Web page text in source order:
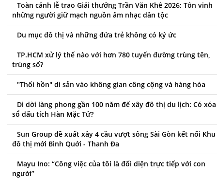
Toàn cảnh lễ trao Giải thưởng Trần Văn Khê 2026: Tôn vinh
những người giữ mạch nguồn âm nhạc dân tộc
Du mục đô thị và những đứa trẻ không có ký ức
TP.HCM xử lý thế nào với hơn 780 tuyến đường trùng tên,
trùng số?
"Thổi hồn" di sản vào không gian công cộng và hàng hóa
Di dời làng phong gần 100 năm để xây đô thị du lịch: Có xóa
sổ dấu tích Hàn Mặc Tử?
Sun Group đề xuất xây 4 cầu vượt sông Sài Gòn kết nối Khu
đô thị mới Bình Quới - Thanh Đa
Mayu Ino: “Công việc của tôi là đối diện trực tiếp với con
người”